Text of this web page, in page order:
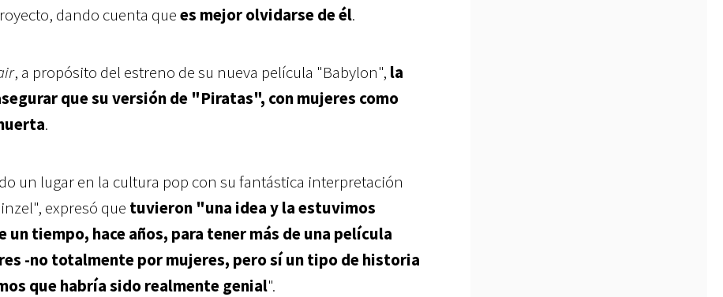
dando cuenta quees mejor olvidarse de él.
, a propósito del estreno de su nueva película "Babylon", la
que su versión de "Piratas", con mujeres como
.
un lugar en la cultura pop con su fantástica interpretación
expresó que tuvieron "una idea y la estuvimos
tiempo, hace años, para tener más de una película
-no totalmente por mujeres, pero sí un tipo de historia
que habría sido realmente genial".